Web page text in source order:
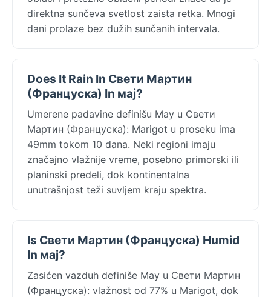
direktna sunčeva svetlost zaista retka. Mnogi
dani prolaze bez dužih sunčanih intervala.
Does It Rain In Свети Мартин
(Француска) In мај?
Umerene padavine definišu May u Свети
Мартин (Француска): Marigot u proseku ima
49mm tokom 10 dana. Neki regioni imaju
značajno vlažnije vreme, posebno primorski ili
planinski predeli, dok kontinentalna
unutrašnjost teži suvljem kraju spektra.
Is Свети Мартин (Француска) Humid
In мај?
Zasićen vazduh definiše May u Свети Мартин
(Француска): vlažnost od 77% u Marigot, dok